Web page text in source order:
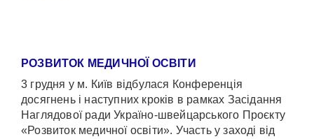
РОЗВИТОК МЕДИЧНОЇ ОСВІТИ
3 грудня у м. Київ відбулася Конференція
досягнень і наступних кроків в рамках Засідання
Наглядової ради Україно-швейцарського Проєкту
«Розвиток медичної освіти». Участь у заході від